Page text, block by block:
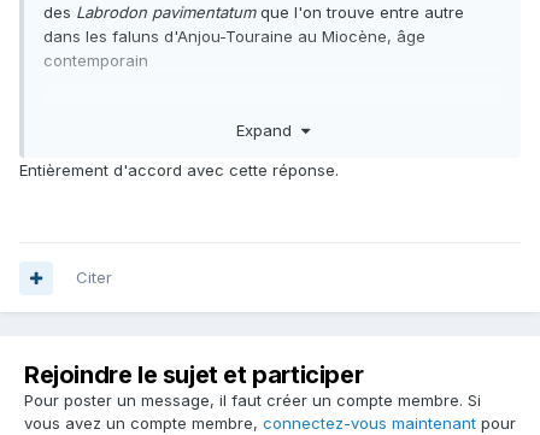
des Labrodon pavimentatumque l'on trouve entre autre
dans les faluns d'Anjou-Touraine au Miocène, âge
contemporain
aussi du Diodon, et bien sur les grosses
Expand
Entièrement d'accord avec cette réponse.
Citer
Rejoindre le sujet et participer
Pour poster un message, il faut créer un compte membre. Si
vous avez un compte membre, connectez-vous maintenant pour